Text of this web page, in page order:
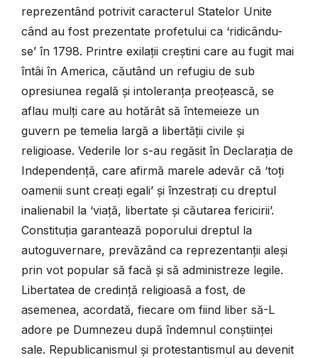
reprezentând potrivit caracterul Statelor Unite
când au fost prezentate profetului ca ‘ridicându-
se’ în 1798. Printre exilații creștini care au fugit mai
întâi în America, căutând un refugiu de sub
opresiunea regală și intoleranța preoțească, se
aflau mulți care au hotărât să întemeieze un
guvern pe temelia largă a libertății civile și
religioase. Vederile lor s-au regăsit în Declarația de
Independență, care afirmă marele adevăr că ‘toți
oamenii sunt creați egali’ și înzestrați cu dreptul
inalienabil la ‘viață, libertate și căutarea fericirii’.
Constituția garantează poporului dreptul la
autoguvernare, prevăzând ca reprezentanții aleși
prin vot popular să facă și să administreze legile.
Libertatea de credință religioasă a fost, de
asemenea, acordată, fiecare om fiind liber să-L
adore pe Dumnezeu după îndemnul conștiinței
sale. Republicanismul și protestantismul au devenit